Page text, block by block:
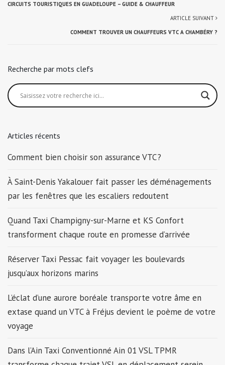
CIRCUITS TOURISTIQUES EN GUADELOUPE – GUIDE & CHAUFFEUR
ARTICLE SUIVANT
COMMENT TROUVER UN CHAUFFEURS VTC A CHAMBÉRY ?
Recherche par mots clefs
Articles récents
Comment bien choisir son assurance VTC ?
À Saint-Denis Yakalouer fait passer les déménagements
par les fenêtres que les escaliers redoutent
Quand Taxi Champigny-sur-Marne et KS Confort
transforment chaque route en promesse d’arrivée
Réserver Taxi Pessac fait voyager les boulevards
jusqu’aux horizons marins
L’éclat d’une aurore boréale transporte votre âme en
extase quand un VTC à Fréjus devient le poème de votre
voyage
Dans l’Ain Taxi Conventionné Ain 01 VSL TPMR